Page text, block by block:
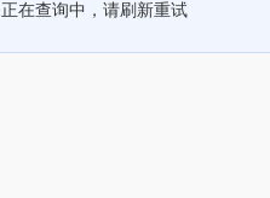
正在查询中，请刷新重试